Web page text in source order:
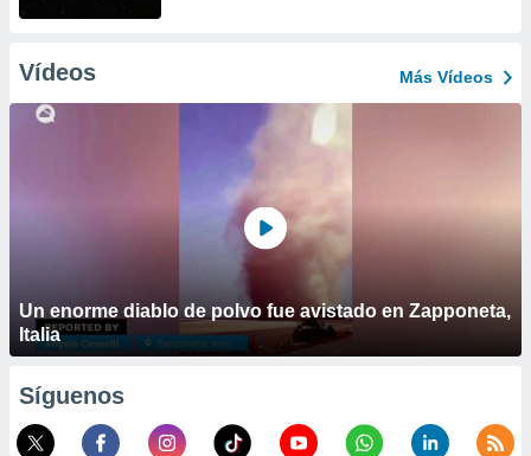
Vídeos Más Vídeos
Un enorme diablo de polvo fue avistado en Zapponeta,
Italia
Síguenos